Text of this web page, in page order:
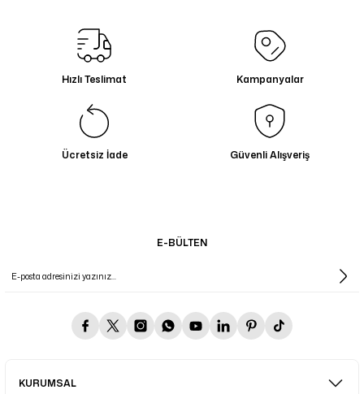
Hızlı Teslimat Kampanyalar
Ücretsiz İade Güvenli Alışveriş
E-BÜLTEN
KURUMSAL